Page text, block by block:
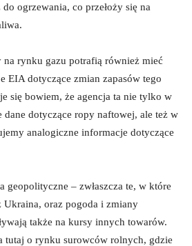
ogrzewania, co przełoży się na
na rynku gazu potrafią również mieć
EIA dotyczące zmian zapasów tego
się bowiem, że agencja ta nie tylko w
dane dotyczące ropy naftowej, ale też w
analogiczne informacje dotyczące
geopolityczne – zwłaszcza te, w które
Ukraina, oraz pogoda i zmiany
także na kursy innych towarów.
tutaj o rynku surowców rolnych, gdzie